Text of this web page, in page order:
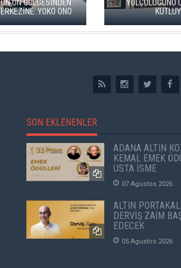
GÖÇÜN HİKAYESİ: "KÖK HALI"
SERGİSİ AÇILDI
SON EKLENENLER
ADANA ALTIN
KEMAL EMEK
USTA İSME
07 Agustos 2026
ALTIN
DERVİŞ ZAİM
EDECEK
05 Agustos 2026